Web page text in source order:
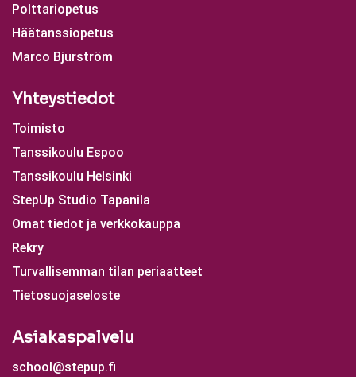
Polttariopetus
Häätanssiopetus
Marco Bjurström
Yhteystiedot
Toimisto
Tanssikoulu Espoo
Tanssikoulu Helsinki
StepUp Studio Tapanila
Omat tiedot ja verkkokauppa
Rekry
Turvallisemman tilan periaatteet
Tietosuojaseloste
Asiakaspalvelu
school@stepup.fi